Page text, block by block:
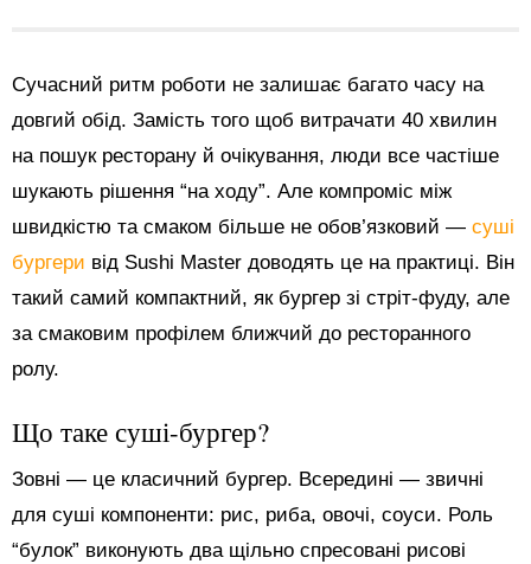
Сучасний ритм роботи не залишає багато часу на
довгий обід. Замість того щоб витрачати 40 хвилин
на пошук ресторану й очікування, люди все частіше
шукають рішення “на ходу”. Але компроміс між
швидкістю та смаком більше не обов’язковий — суші
бургери від Sushi Master доводять це на практиці. Він
такий самий компактний, як бургер зі стріт-фуду, але
за смаковим профілем ближчий до ресторанного
ролу.
Що таке суші-бургер?
Зовні — це класичний бургер. Всередині — звичні
для суші компоненти: рис, риба, овочі, соуси. Роль
“булок” виконують два щільно спресовані рисові